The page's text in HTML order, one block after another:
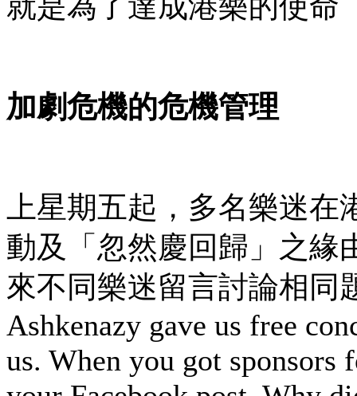
加劇危機的危機管理
上星期五起，多名樂迷
動及「忽然慶回歸」之緣
來不同樂迷留言討論相同
Ashkenazy gave us free
us. When you got